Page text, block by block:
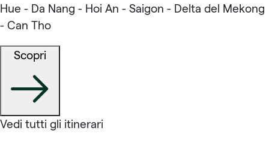
Hue - Da Nang - Hoi An - Saigon - Delta del Mekong
- Can Tho
Scopri
Vedi tutti gli itinerari